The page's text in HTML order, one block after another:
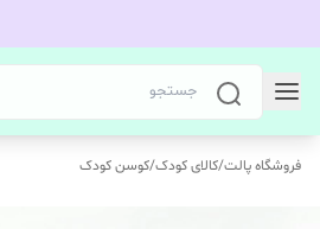
فروشگاه پالت/کالای کودک/کوسن کودک